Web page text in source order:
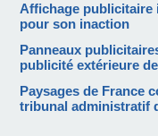
Affichage publicitaire
pour son inaction
Panneaux
publicité extérieure
Paysages de France
tribunal administratif